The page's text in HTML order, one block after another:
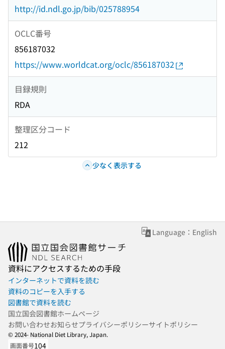
http://id.ndl.go.jp/bib/025788954
OCLC番号
856187032
https://www.worldcat.org/oclc/856187032
目録規則
RDA
整理区分コード
212
少なく表示する
Language：English
資料にアクセスするための手段
インターネットで資料を読む
資料のコピーを入手する
図書館で資料を読む
国立国会図書館ホームページ
お問い合わせお知らせプライバシーポリシーサイトポリシー
© 2024- National Diet Library, Japan.
画面番号104